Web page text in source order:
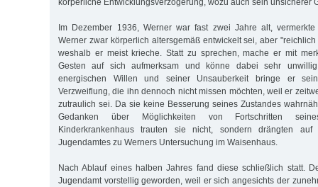
körperliche Entwicklungsverzögerung, wozu auch sein unsicherer
Im Dezember 1936, Werner war fast zwei Jahre alt,
Werner zwar körperlich altersgemäß entwickelt sei, aber
weshalb er meist krieche. Statt zu sprechen, mache er mit
Gesten auf sich aufmerksam und könne dabei sehr
energischen Willen und seiner Unsauberkeit bringe er
Verzweiflung, die ihn dennoch nicht missen möchten, weil er
zutraulich sei. Da sie keine Besserung seines Zustandes
Gedanken über Möglichkeiten von Fortschritten
Kinderkrankenhaus trauten sie nicht, sondern drängten
Jugendamtes zu Werners Untersuchung im Waisenhaus.
Nach Ablauf eines halben Jahres fand diese schließlich statt.
Jugendamt vorstellig geworden, weil er sich angesichts der